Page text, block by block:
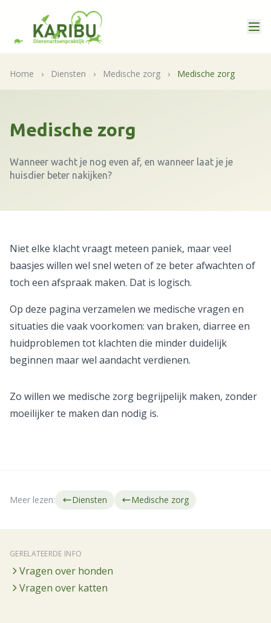
Home › Diensten › Medische zorg › Medische zorg
Medische zorg
Wanneer wacht je nog even af, en wanneer laat je je
huisdier beter nakijken?
Niet elke klacht vraagt meteen paniek, maar veel
baasjes willen wel snel weten of ze beter afwachten of
toch een afspraak maken. Dat is logisch.
Op deze pagina verzamelen we medische vragen en
situaties die vaak voorkomen: van braken, diarree en
huidproblemen tot klachten die minder duidelijk
beginnen maar wel aandacht verdienen.
Zo willen we medische zorg begrijpelijk maken, zonder
moeilijker te maken dan nodig is.
Meer lezen: Diensten Medische zorg
GERELATEERDE INFO
Vragen over honden
Vragen over katten